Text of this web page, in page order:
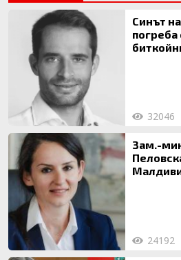
Синът
погреба
32046
Зам.-
24192